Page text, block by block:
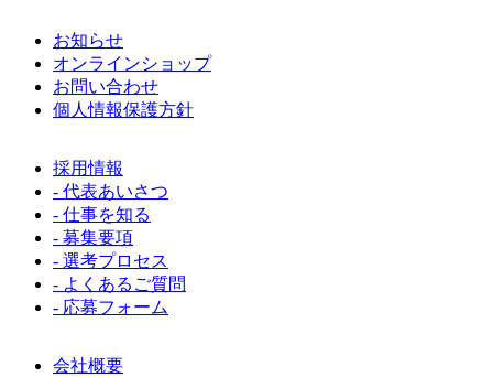
お知らせ
オンラインショップ
お問い合わせ
個人情報保護方針
採用情報
- 代表あいさつ
- 仕事を知る
- 募集要項
- 選考プロセス
- よくあるご質問
- 応募フォーム
会社概要